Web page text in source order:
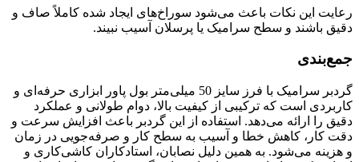
رعایت این نکات باعث می‌شود سوراخ‌های ایجاد شده کاملاً صاف و
دقیق باشند و سطح سرامیک یا پرسلان آسیب نبیند.
جمع‌بندی
گردبر سرامیک با فرز سایز 50 میلی‌متر بول پاور ابزاری حرفه‌ای و
کاربردی است که ترکیبی از کیفیت بالا، دوام طولانی و عملکرد
دقیق را ارائه می‌دهد. استفاده از این گردبر باعث افزایش سرعت و
دقت کار، کاهش خطا و آسیب به سطح کار و صرفه‌جویی در زمان
و هزینه می‌شود. به همین دلیل نصابان، استادکاران کاشی‌کاری و